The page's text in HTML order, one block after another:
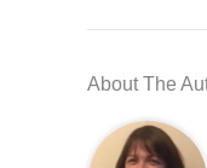
About The